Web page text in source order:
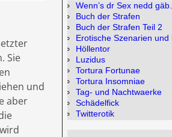
Sie
und
aber
Wenn’s dr Sex nedd
Buch der Strafen
Buch der Strafen Teil 2
Erotische Szenarien und
Höllentor
Luzidus
Tortura Fortunae
Tortura Insomniae
Tag- und Nachtwaerke
Schädelfick
Twitterotik